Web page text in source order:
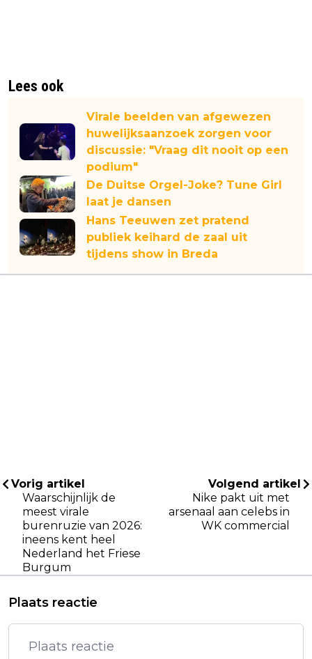
Lees ook
Virale beelden van afgewezen
huwelijksaanzoek zorgen voor
discussie: "Vraag dit nooit op een
podium"
De Duitse Orgel-Joke? Tune Girl
laat je dansen
Hans Teeuwen zet pratend
publiek keihard de zaal uit
tijdens show in Breda
Vorig artikel
Waarschijnlijk de
meest virale
burenruzie van 2026:
ineens kent heel
Nederland het Friese
Burgum
Volgend artikel
Nike pakt uit met
arsenaal aan celebs in
WK commercial
Plaats reactie